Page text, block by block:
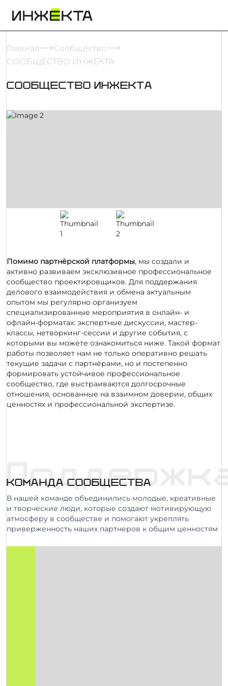
Главная
Сообщество
СООБЩЕСТВО ИНЖЕКТА
СООБЩЕСТВО ИНЖЕКТА
Помимо партнёрской платформы, мы создали и
активно развиваем эксклюзивное профессиональное
сообщество проектировщиков. Для поддержания
делового взаимодействия и обмена актуальным
опытом мы регулярно организуем
специализированные мероприятия в онлайн- и
офлайн-форматах: экспертные дискуссии, мастер-
классы, нетворкинг-сессии и другие события, с
которыми вы можете ознакомиться ниже. Такой формат
работы позволяет нам не только оперативно решать
текущие задачи с партнёрами, но и постепенно
формировать устойчивое профессиональное
сообщество, где выстраиваются долгосрочные
отношения, основанные на взаимном доверии, общих
ценностях и профессиональной экспертизе.
КОМАНДА СООБЩЕСТВА
В нашей команде объединились молодые, креативные
и творческие люди, которые создают мотивирующую
атмосферу в сообществе и помогают укреплять
приверженность наших партнеров к общим ценностям